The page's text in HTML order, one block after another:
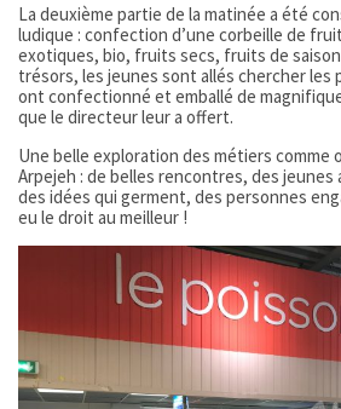
La deuxième partie de la matinée a été
ludique : confection d’une corbeille de
exotiques, bio, fruits secs, fruits de
trésors, les jeunes sont allés chercher les
ont confectionné et emballé de
que le directeur leur a offert.
Une belle exploration des métiers comme
Arpejeh : de belles rencontres, des
des idées qui germent, des personnes
eu le droit au meilleur !